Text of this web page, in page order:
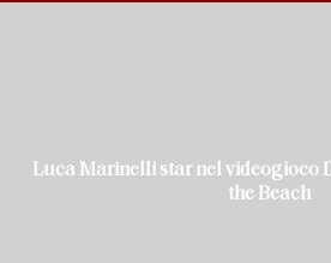
Luca Marinelli star nel videogioco
the Beach